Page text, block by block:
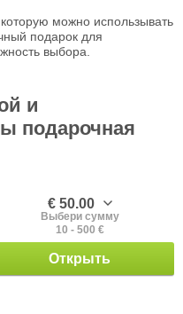
можно использывать
подарок для
выбора.
и
подарочная
€ 50.00
Выбери сумму
10 - 500 €
Открыть